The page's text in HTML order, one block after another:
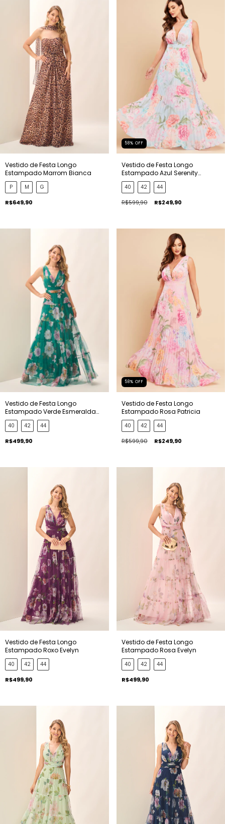
Vestido de Festa Longo
Estampado Marrom Bianca
P M G
R$649,90
58% OFF
Vestido de Festa Longo
Estampado Azul Serenity
Patricia
40 42 44
R$599,90 R$249,90
Vestido de Festa Longo
Estampado Verde Esmeralda
Evelyn
40 42 44
R$499,90
58% OFF
Vestido de Festa Longo
Estampado Rosa Patricia
40 42 44
R$599,90 R$249,90
Vestido de Festa Longo
Estampado Roxo Evelyn
40 42 44
R$499,90
Vestido de Festa Longo
Estampado Rosa Evelyn
40 42 44
R$499,90